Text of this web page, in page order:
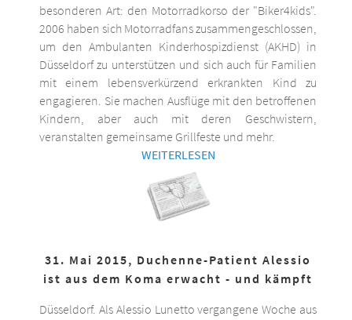
besonderen Art: den Motorradkorso der "Biker4kids".
2006 haben sich Motorradfans zusammengeschlossen,
um den Ambulanten Kinderhospizdienst (AKHD) in
Düsseldorf zu unterstützen und sich auch für Familien
mit einem lebensverkürzend erkrankten Kind zu
engagieren. Sie machen Ausflüge mit den betroffenen
Kindern, aber auch mit deren Geschwistern,
veranstalten gemeinsame Grillfeste und mehr.
WEITERLESEN
31. Mai 2015, Duchenne-Patient Alessio
ist aus dem Koma erwacht - und kämpft
Düsseldorf. Als Alessio Lunetto vergangene Woche aus